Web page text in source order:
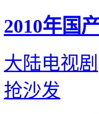
2010年国
大陆电视剧
抢沙发